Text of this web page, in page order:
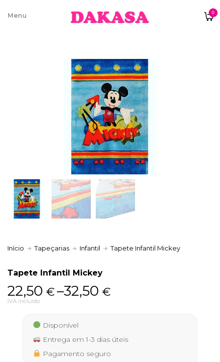
0
Sobre nós
Contatos e moradas
Pagamentos e Envios
Trocas e Devoluções
Termos e condições
Início Tapeçarias Infantil Tapete Infantil Mickey
Tapete Infantil Mickey
22,50 €–32,50€
Price
range:
22,50 €
through
32,50 €
IVA incluído
Disponível
Entrega em 1-3 dias úteis
Pagamento seguro